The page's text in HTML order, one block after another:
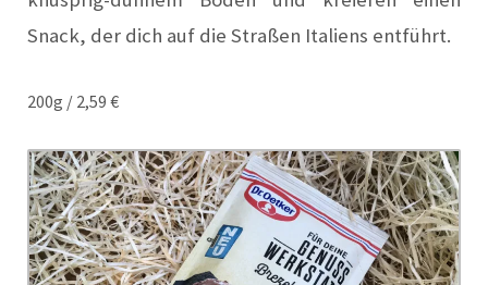
Snack, der dich auf die Straßen Italiens entführt.
200g / 2,59 €